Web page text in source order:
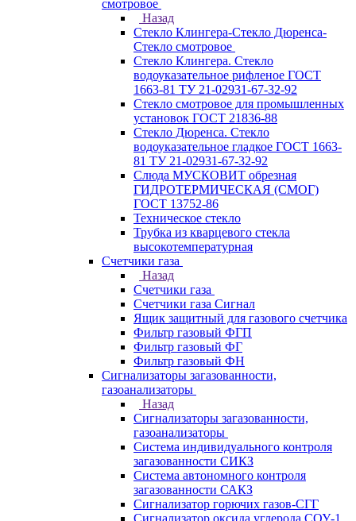
смотровое
Назад
Стекло Клингера-Стекло Дюренса-
Стекло смотровое
Стекло Клингера. Стекло
водоуказательное рифленое ГОСТ
1663-81 ТУ 21-02931-67-32-92
Стекло смотровое для промышленных
установок ГОСТ 21836-88
Стекло Дюренса. Стекло
водоуказательное гладкое ГОСТ 1663-
81 ТУ 21-02931-67-32-92
Слюда МУСКОВИТ обрезная
ГИДРОТЕРМИЧЕСКАЯ (СМОГ)
ГОСТ 13752-86
Техническое стекло
Трубка из кварцевого стекла
высокотемпературная
Счетчики газа
Назад
Счетчики газа
Счетчики газа Сигнал
Ящик защитный для газового счетчика
Фильтр газовый ФГП
Фильтр газовый ФГ
Фильтр газовый ФН
Сигнализаторы загазованности,
газоанализаторы
Назад
Сигнализаторы загазованности,
газоанализаторы
Система индивидуального контроля
загазованности СИКЗ
Система автономного контроля
загазованности САКЗ
Сигнализатор горючих газов-СГГ
Сигнализатор оксида углерода СОУ-1